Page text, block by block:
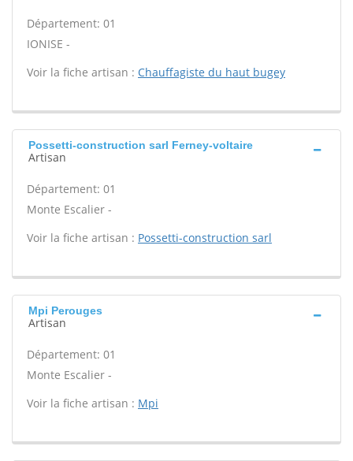
Département: 01
IONISE -
Voir la fiche artisan : Chauffagiste du haut bugey
Possetti-construction sarl Ferney-voltaire
Artisan
Département: 01
Monte Escalier -
Voir la fiche artisan : Possetti-construction sarl
Mpi Perouges
Artisan
Département: 01
Monte Escalier -
Voir la fiche artisan : Mpi